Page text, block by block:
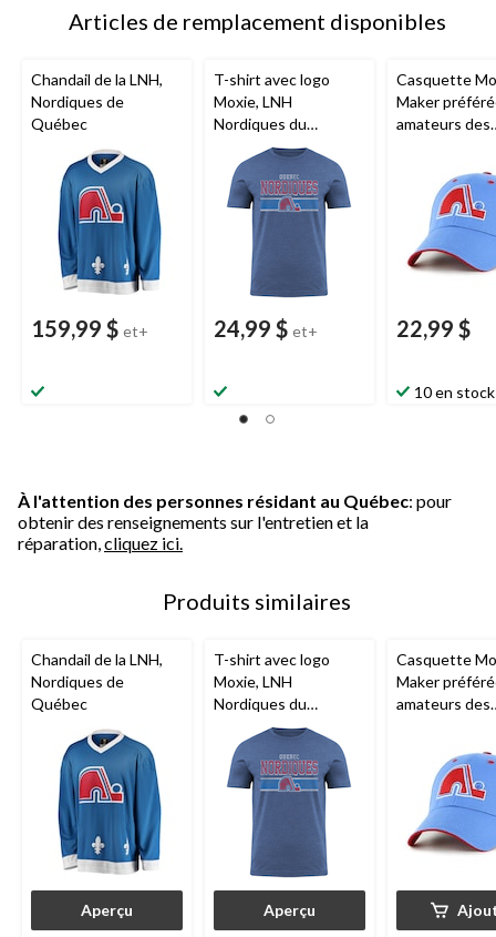
Articles de remplacement disponibles
Chandail de la LNH,
Nordiques de
Québec
159,99 $ et+
T-shirt avec logo
Moxie, LNH
Nordiques du
Québec, adulte, choix
de tailles
24,99 $ et+
Casquette
Maker
amateurs des
Québec de la
adulte
22,99 $
10 en stock
À l'attention des personnes résidant au Québec: pour
obtenir des renseignements sur l'entretien et la
réparation, cliquez ici.
Produits similaires
Chandail de la LNH,
Nordiques de
Québec
Aperçu
T-shirt avec logo
Moxie, LNH
Nordiques du
Québec, adulte, choix
de tailles
Aperçu
Casquette
Maker
amateurs des
Québec de la
adulte